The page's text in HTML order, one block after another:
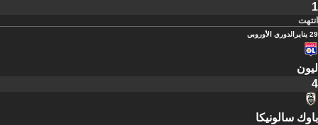
1
انتهت
29 يناير الدوري الأوروبي
ليون
4
باوك سالونيكا